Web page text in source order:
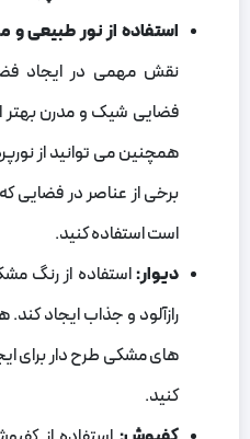
استفاده از نور طبیعی
نقش مهمی در ایجاد
فضایی شیک و مدرن بهتر
همچنین می‌ توانید از
برخی از عناصر در فضایی
است استفاده کنید.
دیوار:استفاده از رنگ
رازآلود و جذاب ایجاد
های مشکی طرح‌ دار برای
کنید.